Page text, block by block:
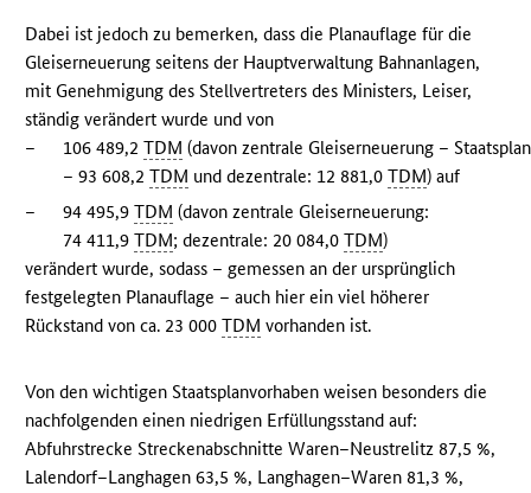
Dabei ist jedoch zu bemerken, dass die Planauflage für die
Gleiserneuerung seitens der Hauptverwaltung Bahnanlagen,
mit Genehmigung des Stellvertreters des Ministers, Leiser,
ständig verändert wurde und von
–
106 489,2TDM (davon zentrale Gleiserneuerung – Staatsplan
– 93 608,2TDM und dezentrale: 12 881,0TDM) auf
–
94 495,9TDM (davon zentrale Gleiserneuerung:
74 411,9TDM; dezentrale: 20 084,0TDM)
verändert wurde, sodass – gemessen an der ursprünglich
festgelegten Planauflage – auch hier ein viel höherer
Rückstand von ca. 23 000TDM vorhanden ist.
Von den wichtigen Staatsplanvorhaben weisen besonders die
nachfolgenden einen niedrigen Erfüllungsstand auf:
Abfuhrstrecke Streckenabschnitte Waren–Neustrelitz 87,5 %,
Lalendorf–Langhagen 63,5 %, Langhagen–Waren 81,3 %,